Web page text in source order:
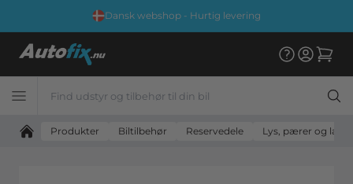
Dansk webshop - Hurtig levering
Produkter Biltilbehør Reservedele Lys, pærer og